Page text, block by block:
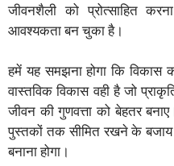
जीवनशैली को प्रोत्साहित
आवश्यकता बन चुका है।
हमें यह समझना होगा कि विकास
वास्तविक विकास वही है जो
जीवन की गुणवत्ता को बेहतर
पुस्तकों तक सीमित रखने के
बनाना होगा।